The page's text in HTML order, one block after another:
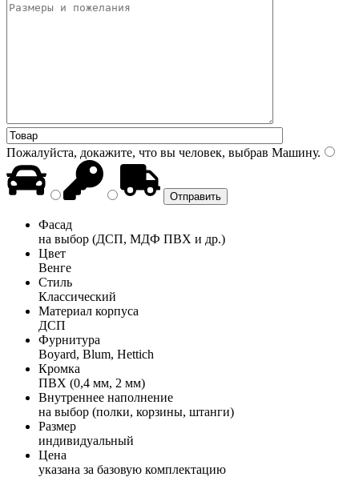
Пожалуйста, докажите, что вы человек, выбрав Машину.
Фасад
на выбор (ДСП, МДФ ПВХ и др.)
Цвет
Венге
Стиль
Классический
Материал корпуса
ДСП
Фурнитура
Boyard, Blum, Hettich
Кромка
ПВХ (0,4 мм, 2 мм)
Внутреннее наполнение
на выбор (полки, корзины, штанги)
Размер
индивидуальный
Цена
указана за базовую комплектацию